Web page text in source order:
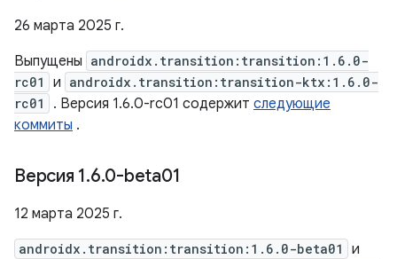
26 марта 2025 г.
Выпущены androidx.transition:transition:1.6.0-
rc01
и androidx.transition:transition-ktx:1.6.0-
rc01
. Версия 1.6.0-rc01 содержит следующие
коммиты .
Версия 1.6.0-beta01
12 марта 2025 г.
androidx.transition:transition:1.6.0-beta01 и